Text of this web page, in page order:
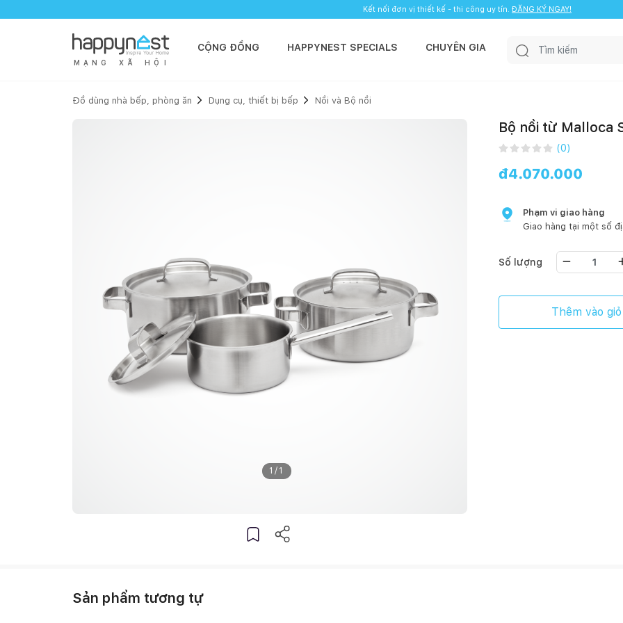
Kết nối đơn vị thiết kế - thi công uy tín. ĐĂNG KÝ NGAY!
M Ạ N G X Ã H Ộ I
CỘNG ĐỒNG HAPPYNEST SPECIALS CHUYÊN GIA
Đồ dùng nhà bếp, phòng ăn Dụng cụ, thiết bị bếp Nồi và Bộ nồi
1 / 1
Bộ nồi từ Malloca
(0)
đ4.070.000
Phạm vi giao hàng
Giao hàng tại một số
Số lượng
Thêm vào giỏ
Sản phẩm tương tự